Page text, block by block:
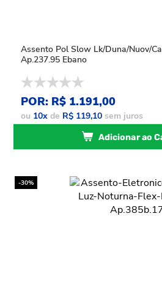
Assento Pol Slow Lk/Duna/Nuov/
Ap.237.95 Ebano
POR: R$ 1.191,00
ou 10x de R$ 119,10 sem juros
Adicionar ao
-30%